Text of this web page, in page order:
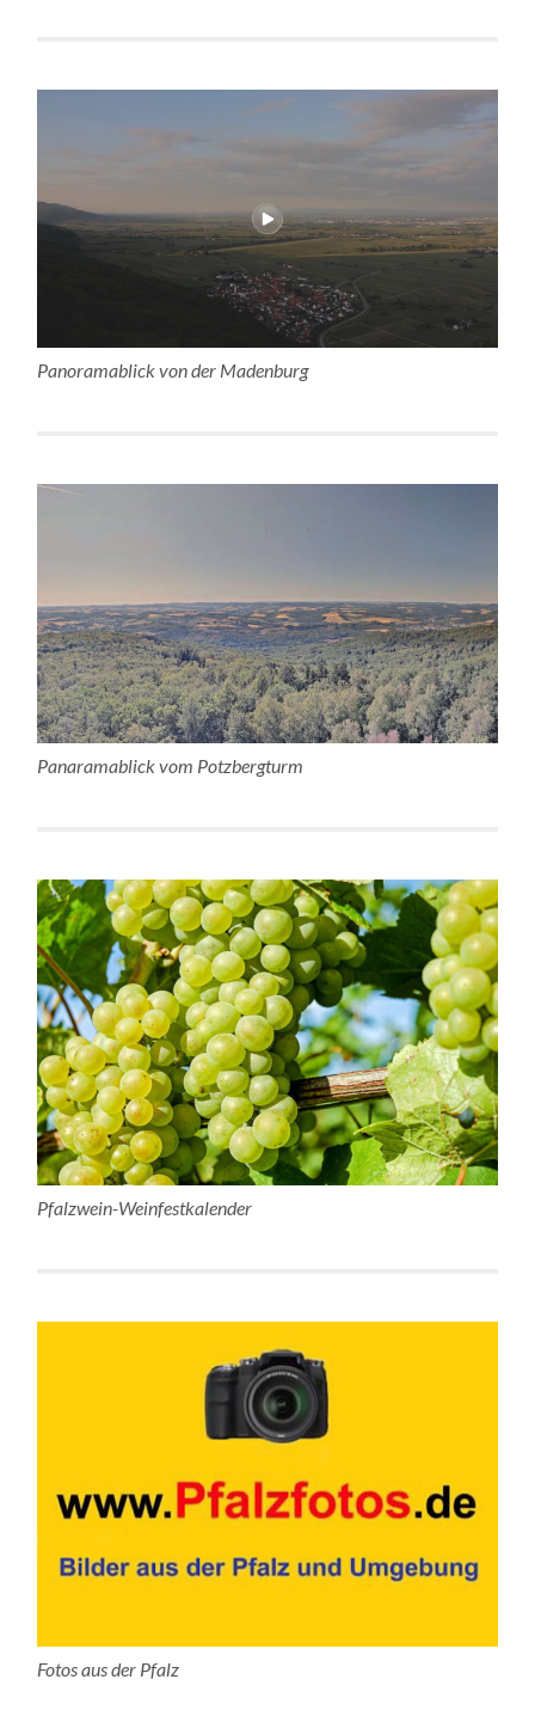
Panoramablick von der Madenburg
Panaramablick vom Potzbergturm
Pfalzwein-Weinfestkalender
Fotos aus der Pfalz